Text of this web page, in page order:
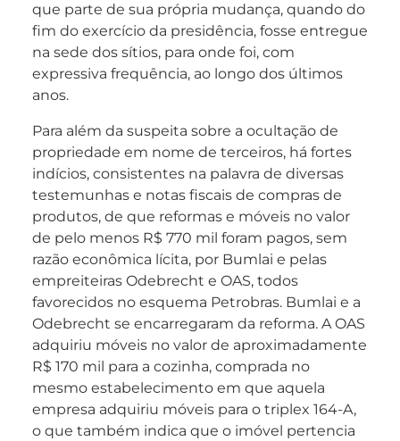
que parte de sua própria mudança, quando do
fim do exercício da presidência, fosse entregue
na sede dos sítios, para onde foi, com
expressiva frequência, ao longo dos últimos
anos.
Para além da suspeita sobre a ocultação de
propriedade em nome de terceiros, há fortes
indícios, consistentes na palavra de diversas
testemunhas e notas fiscais de compras de
produtos, de que reformas e móveis no valor
de pelo menos R$ 770 mil foram pagos, sem
razão econômica lícita, por Bumlai e pelas
empreiteiras Odebrecht e OAS, todos
favorecidos no esquema Petrobras. Bumlai e a
Odebrecht se encarregaram da reforma. A OAS
adquiriu móveis no valor de aproximadamente
R$ 170 mil para a cozinha, comprada no
mesmo estabelecimento em que aquela
empresa adquiriu móveis para o triplex 164-A,
o que também indica que o imóvel pertencia